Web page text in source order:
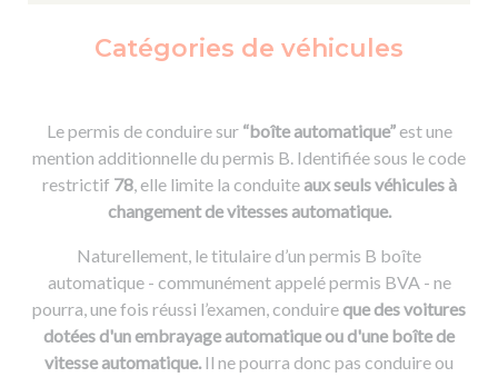
Catégories de véhicules
Le permis de conduire sur “boîte automatique”est une
mention additionnelle du permis B. Identifiée sous le code
restrictif 78, elle limite la conduiteaux seuls véhicules à
changement de vitesses automatique.
Naturellement, le titulaire d’un permis B boîte
automatique - communément appelé permis BVA - ne
pourra, une fois réussi l’examen, conduireque des voitures
dotées d'un embrayage automatique ou d'une boîte de
vitesse automatique.Il ne pourra donc pas conduire ou